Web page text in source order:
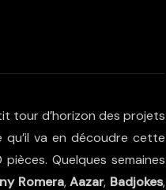
tour d’horizon des projets
va en découdre cette
Quelques semaines
Romera,Aazar, Badjokes,